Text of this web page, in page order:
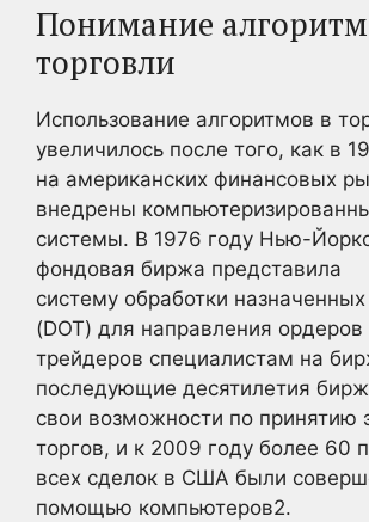
Понимание
торговли
Использование алгоритмов в
увеличилось после того, как в
на американских финансовых
внедрены
системы. В 1976 году Нью-
фондовая биржа представила
систему обработки
(DOT) для направления ордеров
трейдеров специалистам на
последующие десятилетия
свои возможности по принятию
торгов, и к 2009 году более 60
всех сделок в США были
помощью компьютеров2.